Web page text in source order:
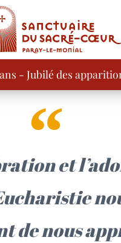
- Jubilé des
et
de nous